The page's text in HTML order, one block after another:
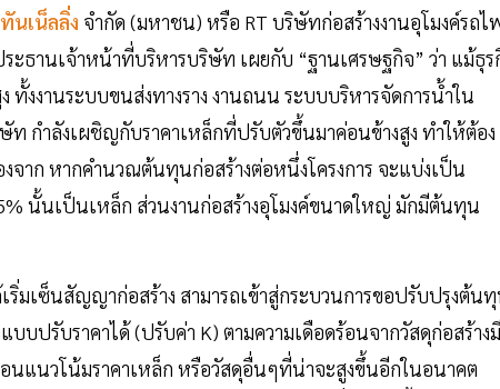
นเน็ลลิ่ง จำกัด (มหาชน) หรือ RT บริษัทก่อสร้างงานอุโมงค์รถไ
ะธานเจ้าหน้าที่บริหารบริษัท เผยกับ “ฐานเศรษฐกิจ” ว่า แม้ธุ
งงานระบบขนส่งทางราง งานถนน ระบบบริหารจัดการน้ำใน
กำลังเผชิญกับราคาเหล็กที่ปรับตัวขึ้นมาค่อนข้างสูง ทำให้ต้อง
จาก หากคำนวณต้นทุนก่อสร้างต่อหนึ่งโครงการ จะแบ่งเป็น
นั้นเป็นเหล็ก ส่วนงานก่อสร้างอุโมงค์ขนาดใหญ่ มักมีต้นทุน
ริ่มเซ็นสัญญาก่อสร้าง สามารถเข้าสู่กระบวนการขอปรับปรุงต้น
ปรับราคาได้ (ปรับค่า K) ตามความเดือดร้อนจากวัสดุก่อสร้างมี
อนแนวโน้มราคาเหล็ก หรือวัสดุอื่นๆที่น่าจะสูงขึ้นอีกในอนาคต